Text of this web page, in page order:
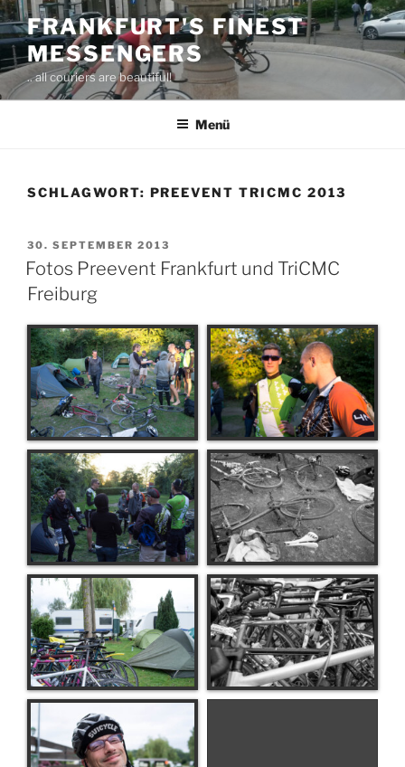
Zum
Inhalt
springen
FRANKFURT'S FINEST
MESSENGERS
.. all couriers are beautiful!
Menü
SCHLAGWORT: PREEVENT TRICMC 2013
VERÖFFENTLICHT
AM
30. SEPTEMBER 2013
Fotos Preevent Frankfurt und TriCMC
Freiburg